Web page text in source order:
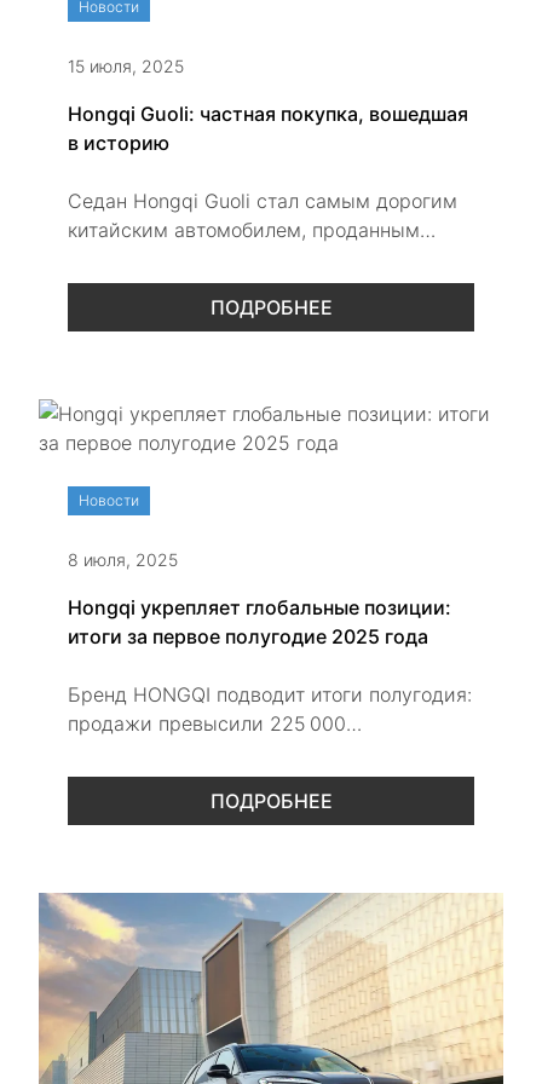
Новости
15 июля, 2025
Hongqi Guoli: частная покупка, вошедшая
в историю
Седан Hongqi Guoli стал самым дорогим
китайским автомобилем, проданным
Исключительное исполнение, ручная
отделка и мотор V8 — всё для тех, кто
ПОДРОБНЕЕ
Новости
8 июля, 2025
Hongqi укрепляет глобальные позиции:
итоги за первое полугодие 2025 года
Бренд HONGQI подводит итоги полугодия:
продажи превысили 225 000
23,5%. В центре внимания —
электрификация модельного ряда, новые
ПОДРОБНЕЕ